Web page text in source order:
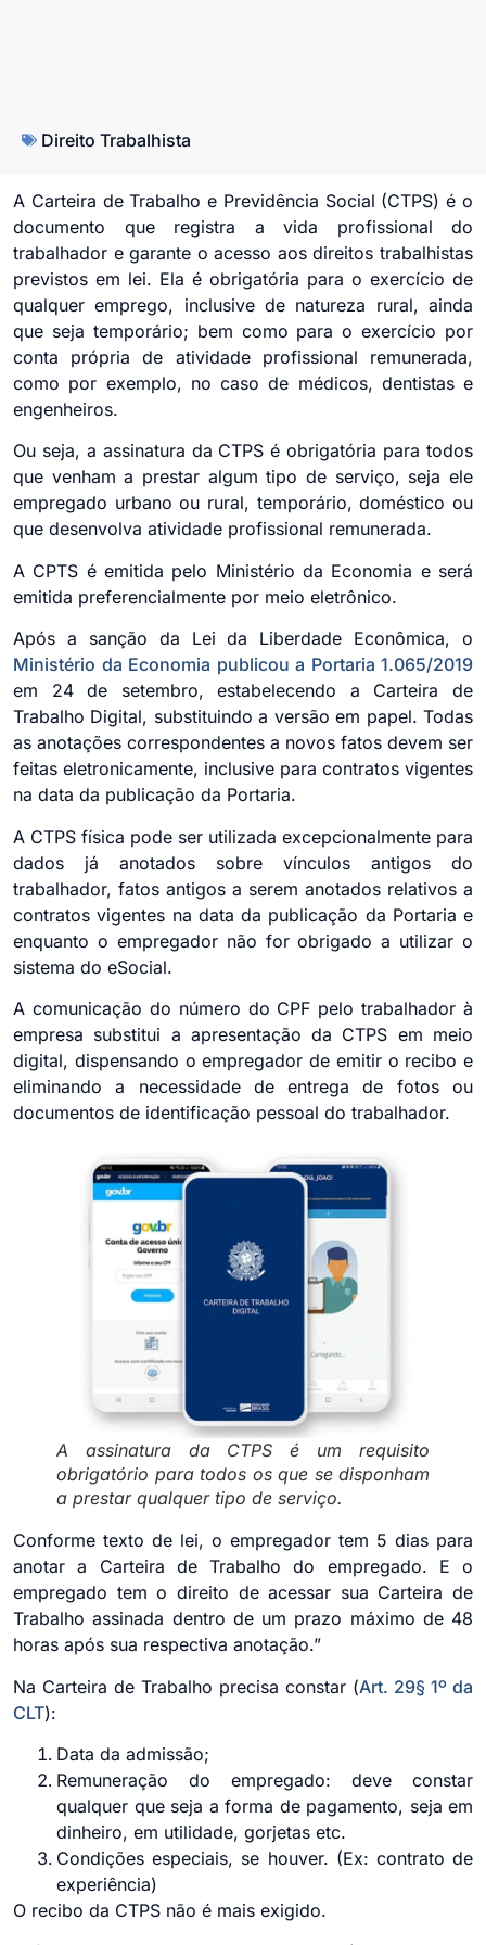
Direito Trabalhista
A Carteira de Trabalho e Previdência Social (CTPS) é o
documento que registra a vida profissional do
trabalhador e garante o acesso aos direitos trabalhistas
previstos em lei. Ela é obrigatória para o exercício de
qualquer emprego, inclusive de natureza rural, ainda
que seja temporário; bem como para o exercício por
conta própria de atividade profissional remunerada,
como por exemplo, no caso de médicos, dentistas e
engenheiros.
Ou seja, a assinatura da CTPS é obrigatória para todos
que venham a prestar algum tipo de serviço, seja ele
empregado urbano ou rural, temporário, doméstico ou
que desenvolva atividade profissional remunerada.
A CPTS é emitida pelo Ministério da Economia e será
emitida preferencialmente por meio eletrônico.
Após a sanção da Lei da Liberdade Econômica, o
Ministério da Economia publicou a Portaria 1.065/2019
em 24 de setembro, estabelecendo a Carteira de
Trabalho Digital, substituindo a versão em papel. Todas
as anotações correspondentes a novos fatos devem ser
feitas eletronicamente, inclusive para contratos vigentes
na data da publicação da Portaria.
A CTPS física pode ser utilizada excepcionalmente para
dados já anotados sobre vínculos antigos do
trabalhador, fatos antigos a serem anotados relativos a
contratos vigentes na data da publicação da Portaria e
enquanto o empregador não for obrigado a utilizar o
sistema do eSocial.
A comunicação do número do CPF pelo trabalhador à
empresa substitui a apresentação da CTPS em meio
digital, dispensando o empregador de emitir o recibo e
eliminando a necessidade de entrega de fotos ou
documentos de identificação pessoal do trabalhador.
A assinatura da CTPS é um requisito
obrigatório para todos os que se disponham
a prestar qualquer tipo de serviço.
Conforme texto de lei, o empregador tem 5 dias para
anotar a Carteira de Trabalho do empregado. E o
empregado tem o direito de acessar sua Carteira de
Trabalho assinada dentro de um prazo máximo de 48
horas após sua respectiva anotação.”
Na Carteira de Trabalho precisa constar (Art. 29§ 1º da
CLT):
Data da admissão;
Remuneração do empregado: deve constar
qualquer que seja a forma de pagamento, seja em
dinheiro, em utilidade, gorjetas etc.
Condições especiais, se houver. (Ex: contrato de
experiência)
O recibo da CTPS não é mais exigido.